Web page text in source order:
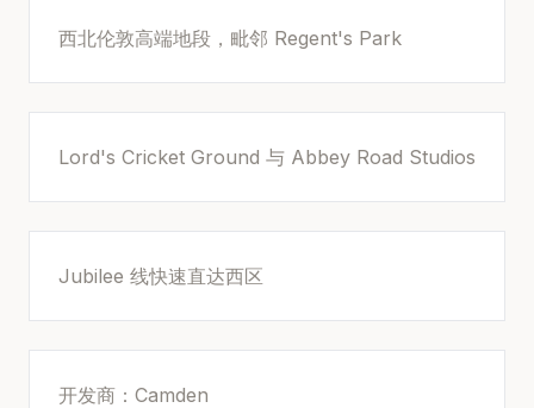
西北伦敦高端地段，毗邻 Regent's Park
Lord's Cricket Ground 与 Abbey Road Studios
Jubilee 线快速直达西区
开发商：Camden